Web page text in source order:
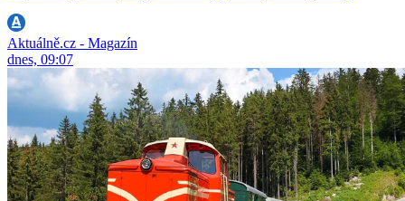
Aktuálně.cz - Magazín
dnes, 09:07